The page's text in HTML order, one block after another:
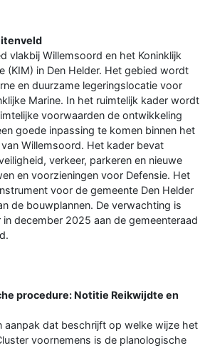
vlakbij Willemsoord en het Koninklijk
(KIM) in Den Helder. Het gebied wordt
en duurzame legeringslocatie voor
Marine. In het ruimtelijk kader wordt
voorwaarden de ontwikkeling
goede inpassing te komen binnen het
Willemsoord. Het kader bevat
verkeer, parkeren en nieuwe
en voorzieningen voor Defensie. Het
voor de gemeente Den Helder
de bouwplannen. De verwachting is
december 2025 aan de gemeenteraad
procedure: Notitie Reikwijdte en
aanpak dat beschrijft op welke wijze het
voornemens is de planologische